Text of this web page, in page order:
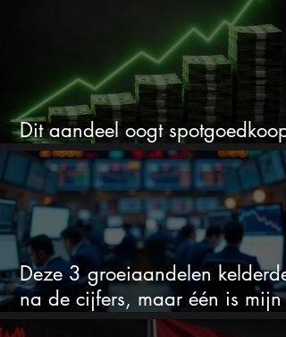
Dit aandeel oogt spotgoedkoop
voor hoeveel het kan stijgen
Deze 3 groeiaandelen
na de cijfers, maar één is mijn
duidelijke favoriet